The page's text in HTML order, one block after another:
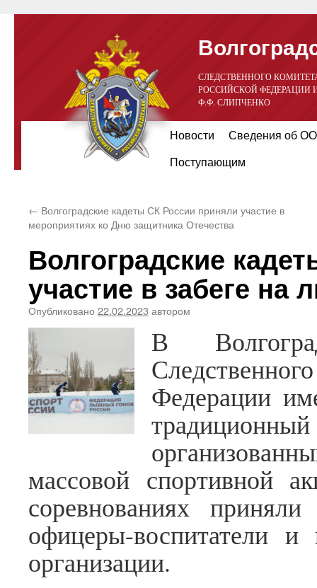
СЛЕДСТВЕННОГО
РОССИЙСКОЙ ФЕДЕРАЦИИ
Ф.Ф. СЛИПЧЕНКО
Новости
Сведения об ОО
Поступающим
← Волгоградские кадеты СК России приняли участие в
мероприятиях ко Дню защитника Отечества
Волгоградские
участие в забеге на
Опубликовано 22.02.2023 автором
В
Федерации
массовой спортивной
соревнованиях
офицеры-воспитатели и
организации.